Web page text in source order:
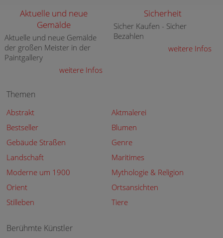
Aktuelle und neue
Gemälde
Aktuelle und neue Gemälde
der großen Meister in der
Paintgallery
weitere Infos
Sicherheit
Sicher Kaufen - Sicher
Bezahlen
weitere Infos
Themen
Abstrakt
Aktmalerei
Bestseller
Blumen
Gebäude Straßen
Genre
Landschaft
Maritimes
Moderne um 1900
Mythologie & Religion
Orient
Ortsansichten
Stilleben
Tiere
Berühmte Künstler